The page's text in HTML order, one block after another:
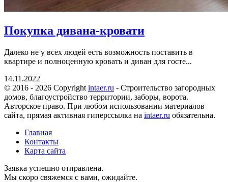
Покупка дивана-кровати
Далеко не у всех людей есть возможность поставить в
квартире и полноценную кровать и диван для госте...
14.11.2022
© 2016 - 2026 Copyright intaer.ru - Cтроительство загородных
домов, благоустройство территории, заборы, ворота.
Авторское право. При любом использовании материалов
сайта, прямая активная гиперссылка на intaer.ru обязательна.
Главная
Контакты
Карта сайта
Заявка успешно отправлена.
Мы скоро свяжемся с вами, ожидайте.